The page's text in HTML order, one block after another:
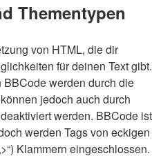
Thementypen
von HTML, die dir
für deinen Text gibt.
werden durch die
jedoch auch durch
werden. BBCode ist
werden Tags von eckigen
Klammern eingeschlossen.